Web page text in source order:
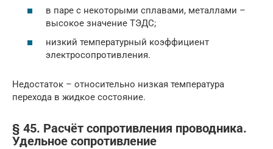
в паре с некоторыми сплавами, металлами –
высокое значение ТЭДС;
низкий температурный коэффициент
электросопротивления.
Недостаток – относительно низкая температура
перехода в жидкое состояние.
§ 45. Расчёт сопротивления проводника.
Удельное сопротивление